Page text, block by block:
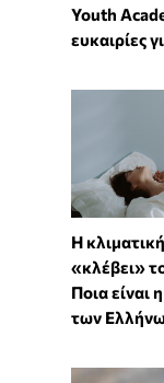
Youth
ευκαιρίες
Η
«κλέβει»
Ποια είναι
των